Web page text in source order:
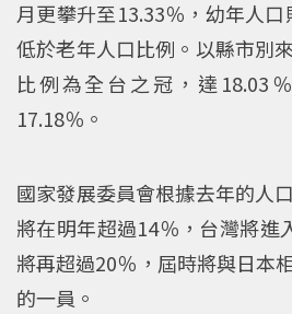
月更攀升至13.33％，幼年人
低於老年人口比例。以縣市別
比例為全台之冠，達18.03
17.18％。
國家發展委員會根據去年的人
將在明年超過14％，台灣將進
將再超過20％，屆時將與日本
的一員。